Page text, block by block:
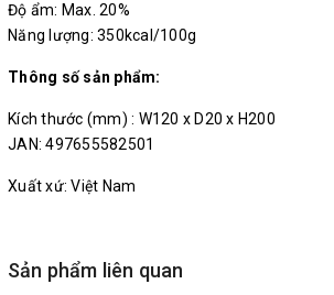
Độ ẩm: Max. 20%
Năng lượng: 350kcal/100g
Thông số sản phẩm:
Kích thước (mm) : W120 x D20 x H200
JAN: 497655582501
Xuất xứ: Việt Nam
Sản phẩm liên quan